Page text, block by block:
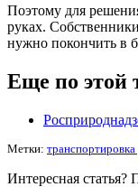
Поэтому для
руках.
нужно покончить в
Еще по этой
Метки: транспортировка
Интересная статья?